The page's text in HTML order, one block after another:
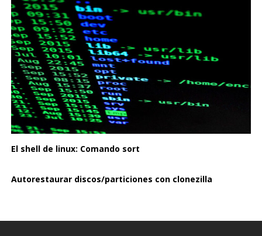
El shell de linux: Comando sort
Autorestaurar discos/particiones con clonezilla